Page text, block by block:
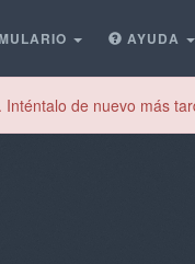
AYUDA
de nuevo más